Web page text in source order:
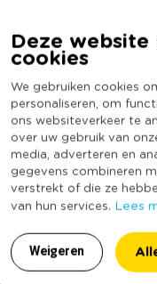
Deze
cookies
We gebruiken cookies
personaliseren, om
ons websiteverkeer te
over uw gebruik van
media, adverteren en
gegevens combineren
verstrekt of die ze
van hun services. Lees
Weigeren
te verlichten en meer
heb je altijd een
creëren. De kaars is 24
de kaars gemakkelijk
staat en veilig kan
10 uur
De dinerkaars is verder
kleurcombinaties. Pas
seizoensgebonden
Lees meer
Specificaties
Artikelnummer
Online Only
Materiaal
Producthoogte (cm)
Kleur